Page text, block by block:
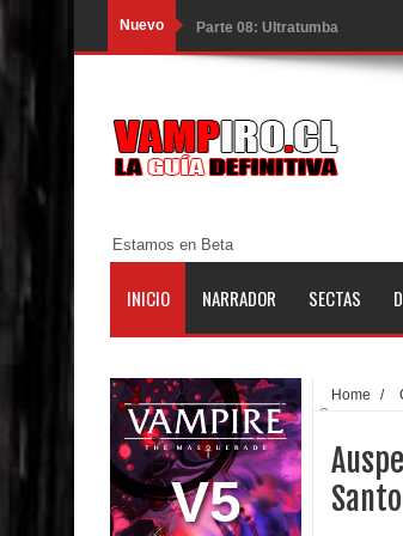
Nuevo Parte 08: Ultratumba
Parte 07: Asuntos que
Parte 06: El Trato con los
Parte 05: Sitiados
Parte 01: Escondido a Plena
Parte 02: El Enemigo de mi
Parte 06: Coletazos
Parte 05: Los Horrores del
Estamos en Beta
INICIO NARRADOR SECTAS
V5
Home /
Sangre